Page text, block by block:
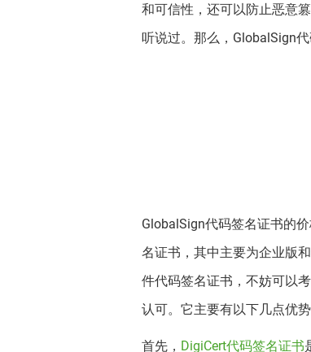
和可信性，还可以防止恶意
听说过。那么，GlobalSign
GlobalSign代码签名证书的
名证书，其中主要为企业版
件代码签名证书，不妨可以
认可。它主要有以下几点优势
首先， DigiCert代码签名证书